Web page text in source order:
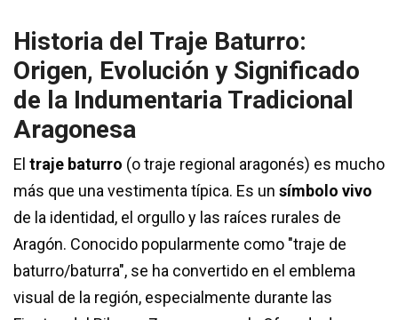
Historia del Traje Baturro:
Origen, Evolución y Significado
de la Indumentaria Tradicional
Aragonesa
El traje baturro (o traje regional aragonés) es mucho
más que una vestimenta típica. Es un símbolo vivo
de la identidad, el orgullo y las raíces rurales de
Aragón. Conocido popularmente como "traje de
baturro/baturra", se ha convertido en el emblema
visual de la región, especialmente durante las